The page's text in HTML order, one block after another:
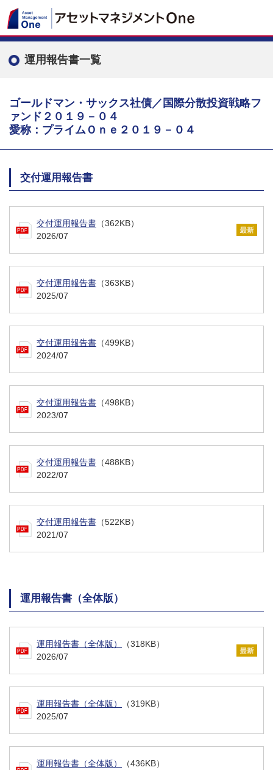
運用報告書一覧
ゴールドマン・サックス社債／国際分散投資戦略フ
ァンド２０１９－０４
愛称：プライムＯｎｅ２０１９－０４
交付運用報告書
交付運用報告書 （362KB）
2026/07
交付運用報告書 （363KB）
2025/07
交付運用報告書 （499KB）
2024/07
交付運用報告書 （498KB）
2023/07
交付運用報告書 （488KB）
2022/07
交付運用報告書 （522KB）
2021/07
運用報告書（全体版）
運用報告書（全体版）
（318KB）
2026/07
運用報告書（全体版）
（319KB）
2025/07
運用報告書（全体版）
（436KB）